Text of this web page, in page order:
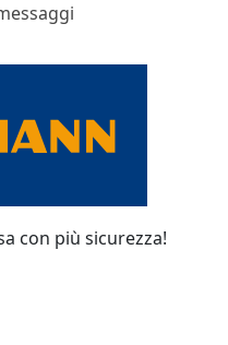
con più sicurezza!